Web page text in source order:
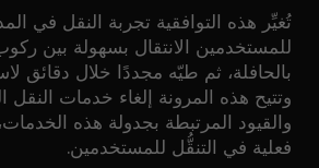
تُغيِّر هذه التوافقية تجربة النقل في
للمستخدمين الانتقال بسهولة بين
بالحافلة، ثم طيّه مجددًا خلال دقائق
وتتيح هذه المرونة إلغاء خدمات النقل
والقيود المرتبطة بجدولة هذه
فعلية في التنقُّل للمستخدمين.